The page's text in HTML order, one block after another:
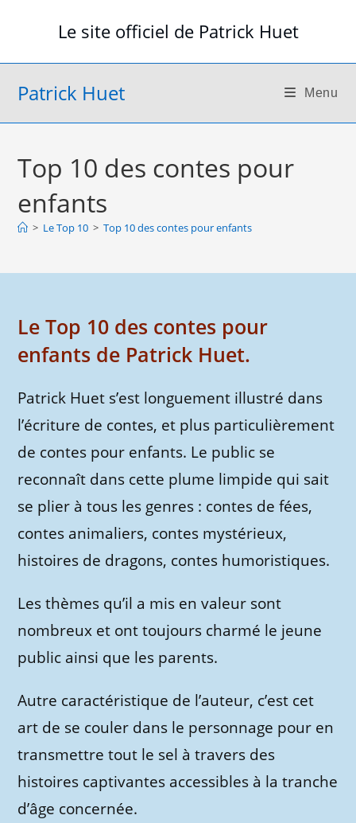
Le site officiel de Patrick Huet
Patrick Huet Menu
Top 10 des contes pour
enfants
> Le Top 10 > Top 10 des contes pour enfants
Le Top 10 des contes pour
enfants de Patrick Huet.
Patrick Huet s’est longuement illustré dans
l’écriture de contes, et plus particulièrement
de contes pour enfants. Le public se
reconnaît dans cette plume limpide qui sait
se plier à tous les genres : contes de fées,
contes animaliers, contes mystérieux,
histoires de dragons, contes humoristiques.
Les thèmes qu’il a mis en valeur sont
nombreux et ont toujours charmé le jeune
public ainsi que les parents.
Autre caractéristique de l’auteur, c’est cet
art de se couler dans le personnage pour en
transmettre tout le sel à travers des
histoires captivantes accessibles à la tranche
d’âge concernée.